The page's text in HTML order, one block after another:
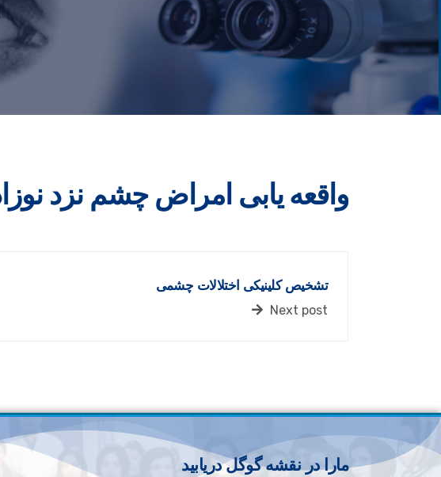
واقعه یابی امراض چشم نزد
تشخیص کلینیکی اختلالات چشمی
Next post
مارا در نقشه گوگل دریابید